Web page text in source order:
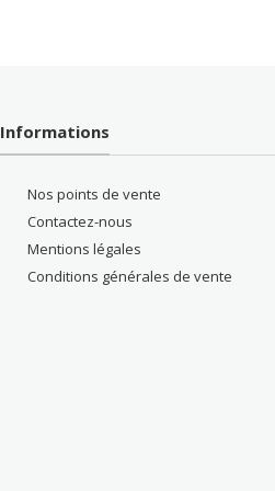
Informations
Nos points de vente
Contactez-nous
Mentions légales
Conditions générales de vente